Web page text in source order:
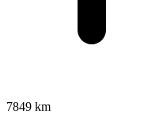
7849 km